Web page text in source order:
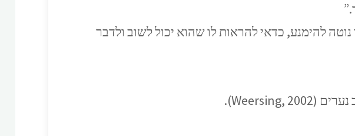
להימנע, כדאי להראות לו שהוא יכול לשוב ולדבר